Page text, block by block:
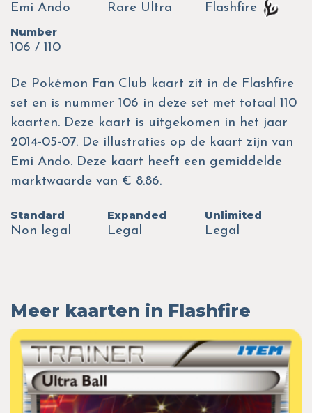
Emi Ando
Rare Ultra
Flashfire
Number
106 / 110
De Pokémon Fan Club kaart zit in de Flashfire
set en is nummer 106 in deze set met totaal 110
kaarten. Deze kaart is uitgekomen in het jaar
2014-05-07. De illustraties op de kaart zijn van
Emi Ando. Deze kaart heeft een gemiddelde
marktwaarde van € 8.86.
Standard
Non legal
Expanded
Legal
Unlimited
Legal
Meer kaarten in Flashfire